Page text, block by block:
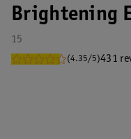
Brightening
15
(4.35/5)431